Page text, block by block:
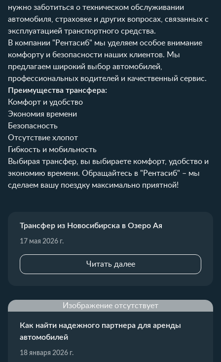
нужно заботиться о техническом обслуживании
автомобиля, страховке и других вопросах, связанных с
эксплуатацией транспортного средства.
В компании "Рентасиб" мы уделяем особое внимание
комфорту и безопасности наших клиентов. Мы
предлагаем широкий выбор автомобилей,
профессиональных водителей и качественный сервис.
Преимущества трансфера:
Комфорт и удобство
Экономия времени
Безопасность
Отсутствие хлопот
Гибкость и мобильность
Выбирая трансфер, вы выбираете комфорт, удобство и
экономию времени. Обращайтесь в "Рентасиб" – мы
сделаем вашу поездку максимально приятной!
Трансфер из Новосибирска в Озеро Ая
17 мая 2026 г.
Читать далее
Изображение отсутствует
Как найти надежного партнера для аренды
автомобилей
18 января 2026 г.